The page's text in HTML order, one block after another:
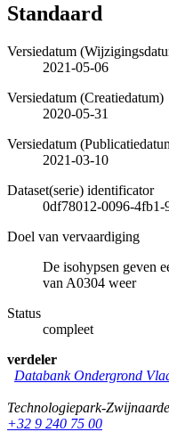
Standaard
Versiedatum
2021-05-06
Versiedatum (Creatiedatum)
2020-05-31
Versiedatum
2021-03-10
Dataset(serie) identificator
0df78012-0096-
Doel van vervaardiging
De isohypsen geven
van A0304 weer
Status
compleet
verdeler
Databank Ondergrond
Technologiepark-
+32 9 240 75 00